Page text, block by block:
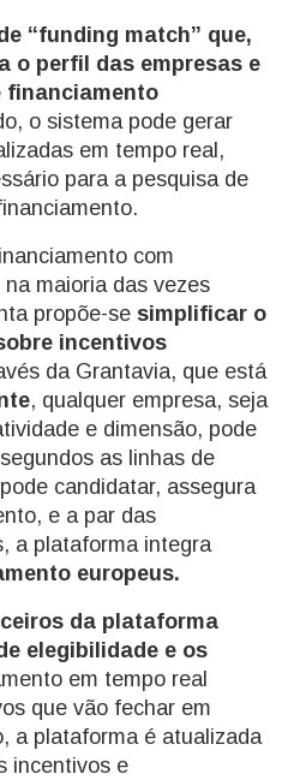
“funding match” que,
o perfil das empresas e
financiamento
o sistema pode gerar
em tempo real,
para a pesquisa de
com
maioria das vezes
propõe-se simplificar o
incentivos
da Grantavia, que está
, qualquer empresa, seja
e dimensão, pode
as linhas de
candidatar, assegura
e a par das
a plataforma integra
europeus.
da plataforma
elegibilidade e os
em tempo real
que vão fechar em
a plataforma é atualizada
incentivos e